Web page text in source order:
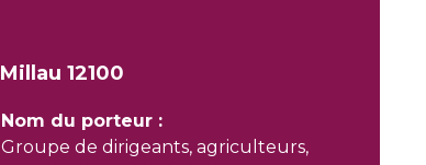
Millau 12100
Nom du porteur :
Groupe de dirigeants, agriculteurs,